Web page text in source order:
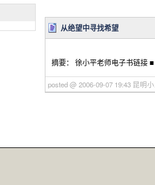
从绝望中寻找希望
摘要： 徐小平老师电子书链接
posted @ 2006-09-07 19:43 昆明